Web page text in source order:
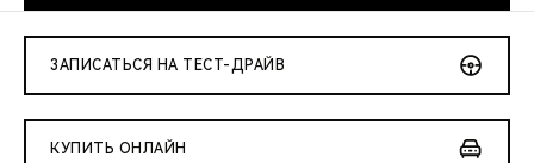
CHERY CONNECT
CHERY И СПОРТ
ЗАПИСАТЬСЯ НА ТЕСТ-ДРАЙВ
КУПИТЬ ОНЛАЙН